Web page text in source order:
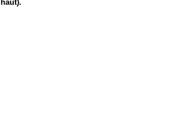
haut).